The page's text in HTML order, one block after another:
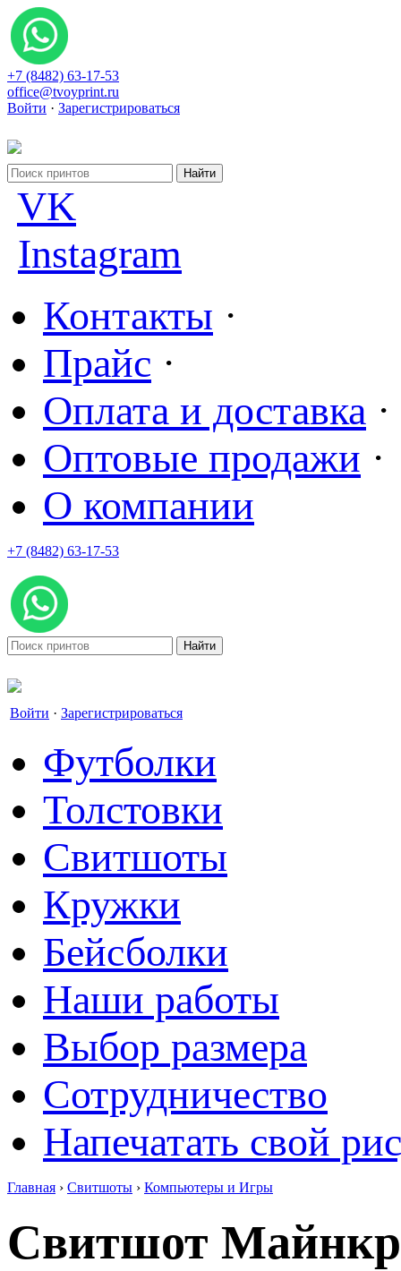
+7 (8482) 63-17-53
office@tvoyprint.ru
Войти · Зарегистрироваться
VK
Instagram
Контакты ·
Прайс ·
Оплата и доставка ·
Оптовые продажи ·
О компании
+7 (8482) 63-17-53
Войти · Зарегистрироваться
Футболки
Толстовки
Свитшоты
Кружки
Бейсболки
Наши работы
Выбор размера
Сотрудничество
Напечатать свой
Главная › Свитшоты › Компьютеры и Игры
Свитшот